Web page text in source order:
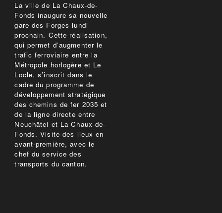
La ville de La Chaux-de-
Fonds inaugure sa nouvelle
gare des Forges lundi
prochain. Cette réalisation,
qui permet d’augmenter le
trafic ferroviaire entre la
Métropole horlogère et Le
Locle, s’inscrit dans le
cadre du programme de
développement stratégique
des chemins de fer 2035 et
de la ligne directe entre
Neuchâtel et La Chaux-de-
Fonds. Visite des lieux en
avant-première, avec le
chef du service des
transports du canton.